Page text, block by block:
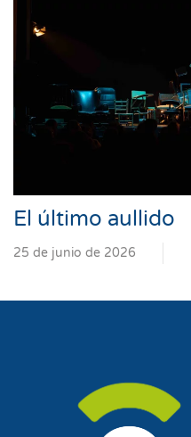
El último aullido
25 de junio de 2026